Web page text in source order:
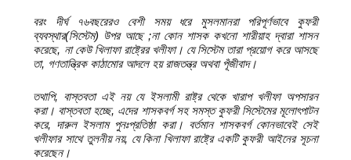
বরং দীর্ঘ ৭৬বছরেরও বেশী সময় ধরে মুসলমানরা পরিপূর্ণভাবে কুফরী
ব্যবস্থার(সিস্টেম) উপর আছে ;না কোন শাসক কখনো শারীয়াহ দ্বারা শাসন
করেছে, না কেউ খিলাফা রাষ্ট্রের খলীফা। যে সিস্টেম তারা প্রয়োগ করে আসছে
তা, গণতান্ত্রিক কাঠামোর আদলে হয় রাজতন্ত্র অথবা পূঁজীবাদ।
তথাপি, বাস্তবতা এই নয় যে ইসলামী রাষ্ট্র থেকে খারাপ খলীফা অপসারন
করা। বাস্তবতাহচ্ছে, এদের শাসকবর্গ সহ সমস্ত কুফরী সিস্টেমের মূলোৎপাটন
করে, দারুল ইসলাম পুনঃপ্রতিষ্ঠা করা। বর্তমান শাসকবর্গ কোনভাবেই সেই
খলীফার সাথে তুলনীয়নয়, যে কিনা খিলাফা রাষ্ট্রে একটি কুফরী আইনের সূচনা
করেছেন।